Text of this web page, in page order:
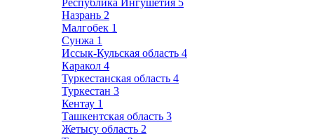
Республика Ингушетия 5
Назрань 2
Малгобек 1
Сунжа 1
Иссык-Кульская область 4
Каракол 4
Туркестанская область 4
Туркестан 3
Кентау 1
Ташкентская область 3
Жетысу область 2